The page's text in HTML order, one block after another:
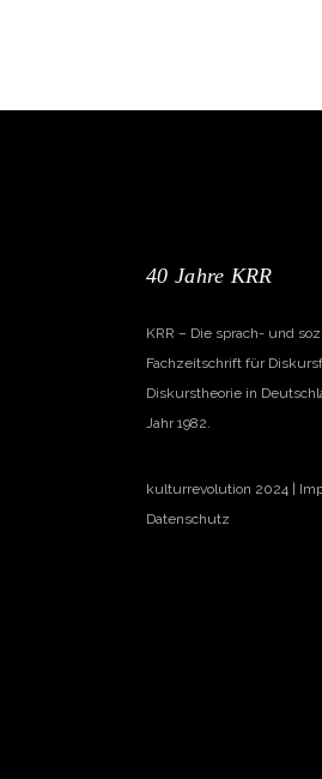
40 Jahre KRR
KRR – Die sprach- und
Fachzeitschrift für
Diskurstheorie in
Jahr 1982.
kulturrevolution 2024 |
Datenschutz